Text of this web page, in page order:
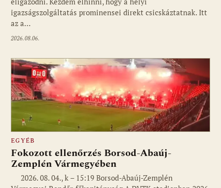
igazságszolgáltatás prominensei direkt csicskáztatnak. Itt
az a…
2026.08.06.
EGYÉB
Fokozott ellenőrzés Borsod-Abaúj-
Zemplén Vármegyében
2026. 08. 04., k – 15:19 Borsod-Abaúj-Zemplén